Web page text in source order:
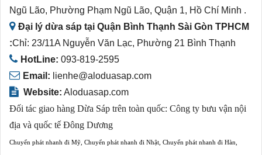
Ngũ Lão, Phường Phạm Ngũ Lão, Quận 1, Hồ Chí Minh .
Đại lý dừa sáp tại Quận Bình Thạnh Sài Gòn TPHCM
:Chỉ: 23/11A Nguyễn Văn Lạc, Phường 21 Bình Thạnh
HotLine: 093-819-2595
Email: lienhe@aloduasap.com
Website: Aloduasap.com
Đối tác giao hàng Dừa Sáp trên toàn quốc: Công ty bưu vận nội
địa và quốc tế Đông Dương
Chuyển phát nhanh đi Mỹ Chuyển phát nhanh đi Nhật Chuyển phát nhanh đi Hàn